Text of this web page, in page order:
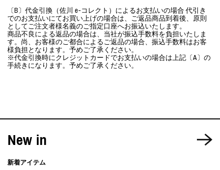
〔B〕代金引換（佐川 e-コレクト）によるお支払いの場合 代引き
でのお支払いにてお買い上げの場合は、ご返品商品到着後、原則
としてご注文者様名義のご指定口座へお振込いたします。
商品不良による返品の場合は、当社が振込手数料を負担いたしま
す。尚、お客様のご都合によるご返品の場合、振込手数料はお客
様負担となります。予めご了承ください。
※代金引換時にクレジットカードでお支払いの場合は上記〔A〕の
手続きになります。予めご了承ください。
New in
新着アイテム